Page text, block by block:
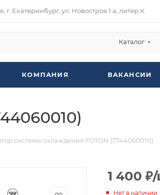
г. Екатеринбург, ул. Новостроя 1 а, литер К
Каталог
КОМПАНИЯ ВАКАНСИИ
системы охлаждения FOTON (T744060010)
1 400 ₽
Нет в наличии